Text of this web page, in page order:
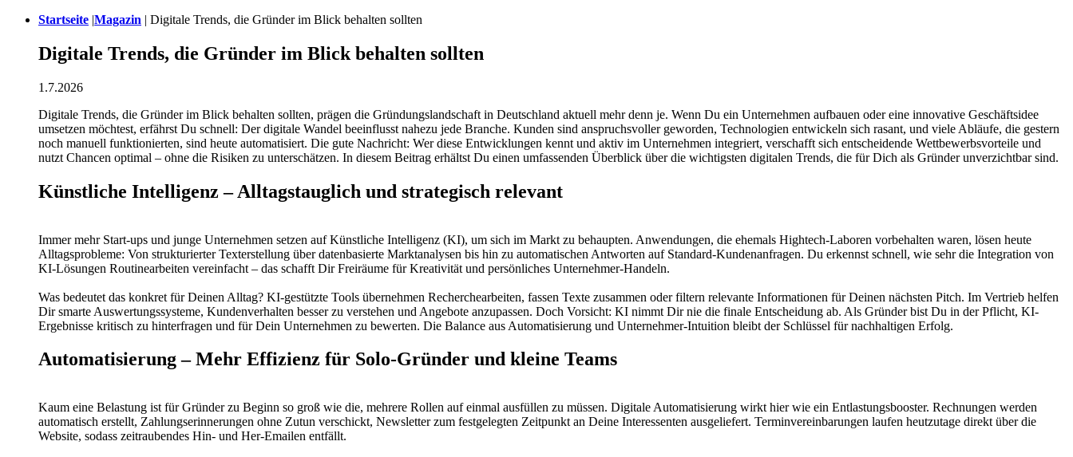
Startseite |Magazin | Digitale Trends, die Gründer im Blick behalten sollten
Digitale Trends, die Gründer im Blick behalten sollten
1.7.2026
Digitale Trends, die Gründer im Blick behalten sollten, prägen die Gründungslandschaft in Deutschland aktuell mehr denn je. Wenn Du ein Unternehmen aufbauen oder eine innovative Geschäftsidee
umsetzen möchtest, erfährst Du schnell: Der digitale Wandel beeinflusst nahezu jede Branche. Kunden sind anspruchsvoller geworden, Technologien entwickeln sich rasant, und viele Abläufe, die gestern
noch manuell funktionierten, sind heute automatisiert. Die gute Nachricht: Wer diese Entwicklungen kennt und aktiv im Unternehmen integriert, verschafft sich entscheidende Wettbewerbsvorteile und
nutzt Chancen optimal – ohne die Risiken zu unterschätzen. In diesem Beitrag erhältst Du einen umfassenden Überblick über die wichtigsten digitalen Trends, die für Dich als Gründer unverzichtbar sind.
Künstliche Intelligenz – Alltagstauglich und strategisch relevant
Immer mehr Start-ups und junge Unternehmen setzen auf Künstliche Intelligenz (KI), um sich im Markt zu behaupten. Anwendungen, die ehemals Hightech-Laboren vorbehalten waren, lösen heute
Alltagsprobleme: Von strukturierter Texterstellung über datenbasierte Marktanalysen bis hin zu automatischen Antworten auf Standard-Kundenanfragen. Du erkennst schnell, wie sehr die Integration von
KI-Lösungen Routinearbeiten vereinfacht – das schafft Dir Freiräume für Kreativität und persönliches Unternehmer-Handeln.
Was bedeutet das konkret für Deinen Alltag? KI-gestützte Tools übernehmen Recherchearbeiten, fassen Texte zusammen oder filtern relevante Informationen für Deinen nächsten Pitch. Im Vertrieb helfen
Dir smarte Auswertungssysteme, Kundenverhalten besser zu verstehen und Angebote anzupassen. Doch Vorsicht: KI nimmt Dir nie die finale Entscheidung ab. Als Gründer bist Du in der Pflicht, KI-
Ergebnisse kritisch zu hinterfragen und für Dein Unternehmen zu bewerten. Die Balance aus Automatisierung und Unternehmer-Intuition bleibt der Schlüssel für nachhaltigen Erfolg.
Automatisierung – Mehr Effizienz für Solo-Gründer und kleine Teams
Kaum eine Belastung ist für Gründer zu Beginn so groß wie die, mehrere Rollen auf einmal ausfüllen zu müssen. Digitale Automatisierung wirkt hier wie ein Entlastungsbooster. Rechnungen werden
automatisch erstellt, Zahlungserinnerungen ohne Zutun verschickt, Newsletter zum festgelegten Zeitpunkt an Deine Interessenten ausgeliefert. Terminvereinbarungen laufen heutzutage direkt über die
Website, sodass zeitraubendes Hin- und Her-Emailen entfällt.